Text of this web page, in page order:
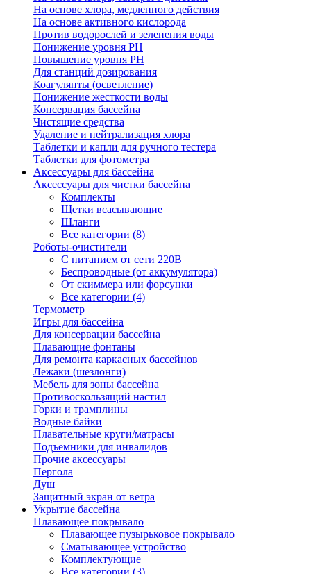
На основе хлора, медленного действия
На основе активного кислорода
Против водорослей и зеленения воды
Понижение уровня РН
Повышение уровня РН
Для станций дозирования
Коагулянты (осветление)
Понижение жесткости воды
Консервация бассейна
Чистящие средства
Удаление и нейтрализация хлора
Таблетки и капли для ручного тестера
Таблетки для фотометра
Аксессуары для бассейна
Аксессуары для чистки бассейна
Комплекты
Щетки всасывающие
Шланги
Все категории (8)
Роботы-очистители
С питанием от сети 220В
Беспроводные (от аккумулятора)
От скиммера или форсунки
Все категории (4)
Термометр
Игры для бассейна
Для консервации бассейна
Плавающие фонтаны
Для ремонта каркасных бассейнов
Лежаки (шезлонги)
Мебель для зоны бассейна
Противоскользящий настил
Горки и трамплины
Водные байки
Плавательные круги/матрасы
Подъемники для инвалидов
Прочие аксессуары
Пергола
Душ
Защитный экран от ветра
Укрытие бассейна
Плавающее покрывало
Плавающее пузырьковое покрывало
Сматывающее устройство
Комплектующие
Все категории (3)